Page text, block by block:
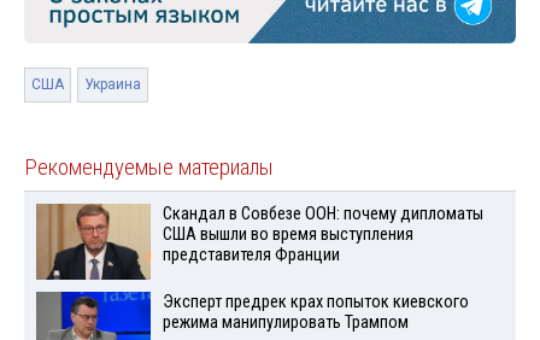
США Украина
Рекомендуемые материалы
Скандал в Совбезе ООН: почему дипломаты
США вышли во время выступления
представителя Франции
Эксперт предрек крах попыток киевского
режима манипулировать Трампом